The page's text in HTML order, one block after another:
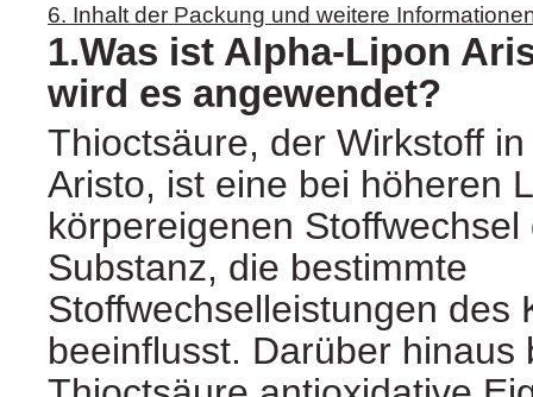
6. Inhalt der Packung und weitere
1.Was ist Alpha-Lipon
wird es angewendet?
Thioctsäure, der Wirkstoff
Aristo, ist eine bei höheren
körpereigenen Stoffwechsel
Substanz, die bestimmte
Stoffwechselleistungen des
beeinflusst. Darüber hinaus